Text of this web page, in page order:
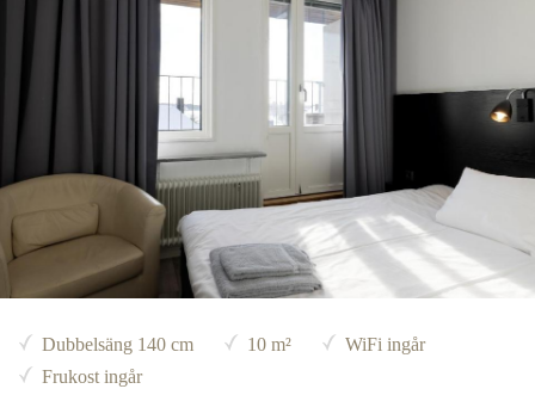
Dubbelsäng 140 cm 10 m²
WiFi ingår
Frukost ingår